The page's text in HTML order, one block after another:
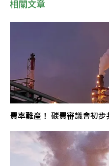
相關文章
費率難產！ 碳費審議會初